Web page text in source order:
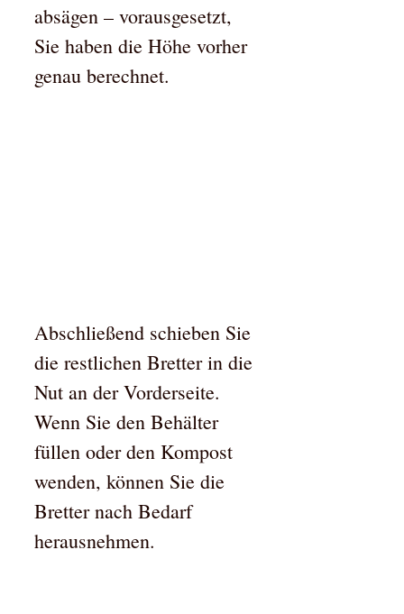
absägen – vorausgesetzt,
Sie haben die Höhe vorher
genau berechnet.
Abschließend schieben Sie
die restlichen Bretter in die
Nut an der Vorderseite.
Wenn Sie den Behälter
füllen oder den Kompost
wenden, können Sie die
Bretter nach Bedarf
herausnehmen.